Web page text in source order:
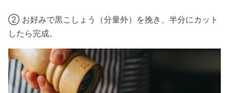
② お好みで黒こしょう（分量外）を挽き、半分にカット
したら完成。